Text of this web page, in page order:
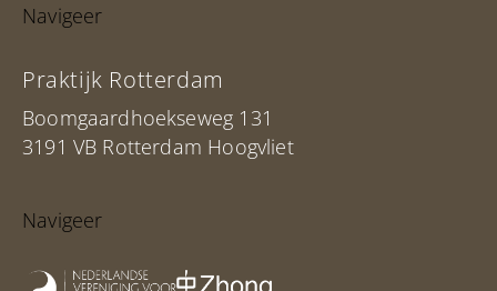
Navigeer
Praktijk Rotterdam
Boomgaardhoekseweg 131
3191 VB Rotterdam Hoogvliet
Navigeer